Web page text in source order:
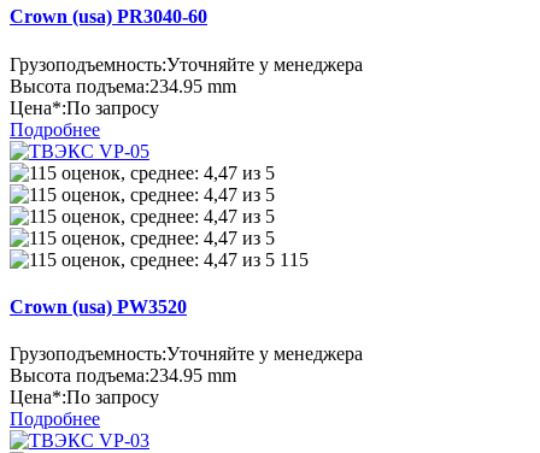
Crown (usa) PR3040-60
Грузоподъемность:Уточняйте у менеджера
Высота подъема:234.95 mm
Цена*:По запросу
Подробнее
115
Crown (usa) PW3520
Грузоподъемность:Уточняйте у менеджера
Высота подъема:234.95 mm
Цена*:По запросу
Подробнее